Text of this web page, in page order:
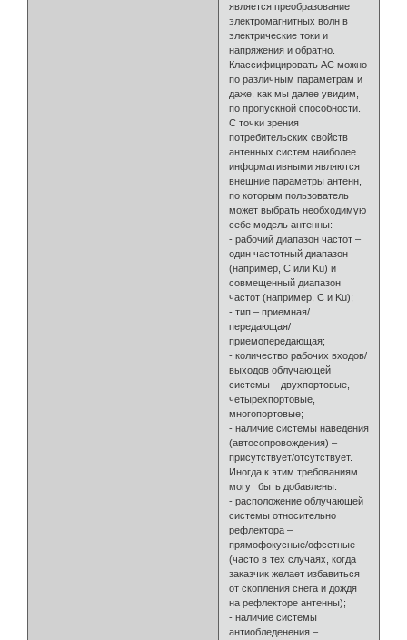
является преобразование
электромагнитных волн в
электрические токи и
напряжения и обратно.
Классифицировать АС можно
по различным параметрам и
даже, как мы далее увидим,
по пропускной способности.
С точки зрения
потребительских свойств
антенных систем наиболее
информативными являются
внешние параметры антенн,
по которым пользователь
может выбрать необходимую
себе модель антенны:
- рабочий диапазон частот –
один частотный диапазон
(например, С или Ku) и
совмещенный диапазон
частот (например, C и Ku);
- тип – приемная/
передающая/
приемопередающая;
- количество рабочих входов/
выходов облучающей
системы – двухпортовые,
четырехпортовые,
многопортовые;
- наличие системы наведения
(автосопровождения) –
присутствует/отсутствует.
Иногда к этим требованиям
могут быть добавлены:
- расположение облучающей
системы относительно
рефлектора –
прямофокусные/офсетные
(часто в тех случаях, когда
заказчик желает избавиться
от скопления снега и дождя
на рефлекторе антенны);
- наличие системы
антиобледенения –